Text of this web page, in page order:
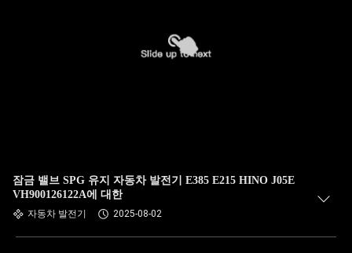
잠금 밸브 SPG 유지 자동차 발전기 E385 E215 HINO J05E
VH900126122A에 대한
자동차 발전기 2025-08-02